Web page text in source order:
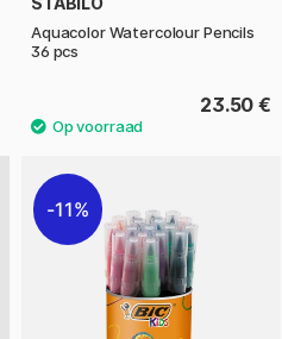
Aquacolor Watercolour Pencils
36 pcs
23.50 €
11%